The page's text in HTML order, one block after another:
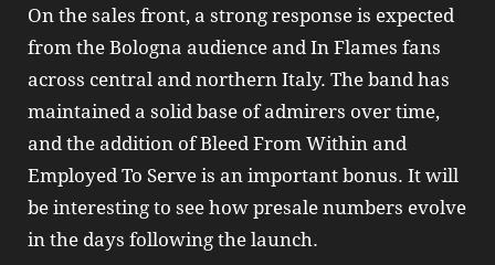
On the sales front, a strong response is expected
from the Bologna audience and In Flames fans
across central and northern Italy. The band has
maintained a solid base of admirers over time,
and the addition of Bleed From Within and
Employed To Serve is an important bonus. It will
be interesting to see how presale numbers evolve
in the days following the launch.